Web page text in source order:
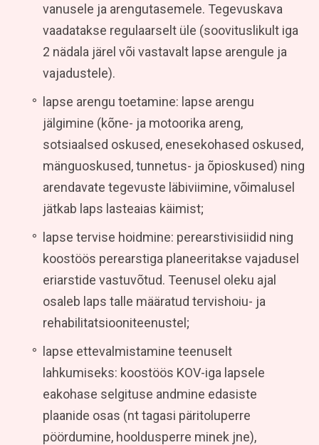
vanusele ja arengutasemele. Tegevuskava
vaadatakse regulaarselt üle (soovituslikult iga
2 nädala järel või vastavalt lapse arengule ja
vajadustele).
lapse arengu toetamine: lapse arengu
jälgimine (kõne- ja motoorika areng,
sotsiaalsed oskused, enesekohased oskused,
mänguoskused, tunnetus- ja õpioskused) ning
arendavate tegevuste läbiviimine, võimalusel
jätkab laps lasteaias käimist;
lapse tervise hoidmine: perearstivisiidid ning
koostöös perearstiga planeeritakse vajadusel
eriarstide vastuvõtud. Teenusel oleku ajal
osaleb laps talle määratud tervishoiu- ja
rehabilitatsiooniteenustel;
lapse ettevalmistamine teenuselt
lahkumiseks: koostöös KOV-iga lapsele
eakohase selgituse andmine edasiste
plaanide osas (nt tagasi päritoluperre
pöördumine, hooldusperre minek jne),